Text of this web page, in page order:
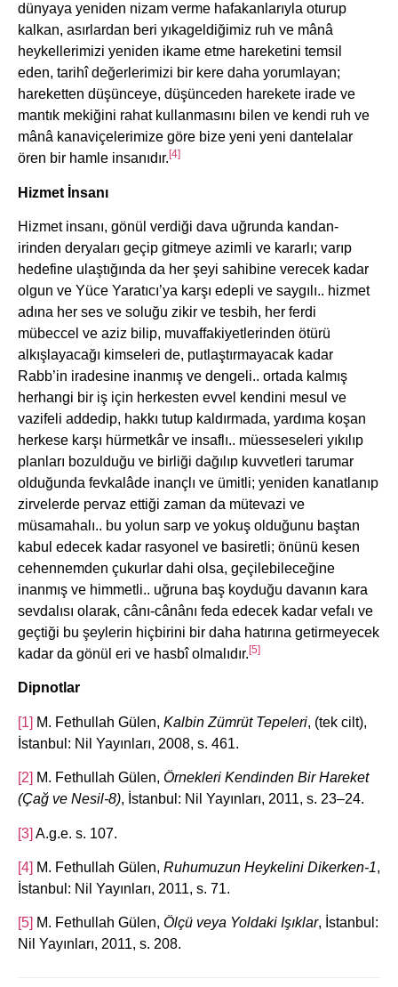
dünyaya yeniden nizam verme hafakanlarıyla oturup
kalkan, asırlardan beri yıkageldiğimiz ruh ve mânâ
heykellerimizi yeniden ikame etme hareketini temsil
eden, tarihî değerlerimizi bir kere daha yorumlayan;
hareketten düşünceye, düşünceden harekete irade ve
mantık mekiğini rahat kullanmasını bilen ve kendi ruh ve
mânâ kanaviçelerimize göre bize yeni yeni dantelalar
ören bir hamle insanıdır. [4]
Hizmet İnsanı
Hizmet insanı, gönül verdiği dava uğrunda kandan-
irinden deryaları geçip gitmeye azimli ve kararlı; varıp
hedefine ulaştığında da her şeyi sahibine verecek kadar
olgun ve Yüce Yaratıcı’ya karşı edepli ve saygılı.. hizmet
adına her ses ve soluğu zikir ve tesbih, her ferdi
mübeccel ve aziz bilip, muvaffakiyetlerinden ötürü
alkışlayacağı kimseleri de, putlaştırmayacak kadar
Rabb’in iradesine inanmış ve dengeli.. ortada kalmış
herhangi bir iş için herkesten evvel kendini mesul ve
vazifeli addedip, hakkı tutup kaldırmada, yardıma koşan
herkese karşı hürmetkâr ve insaflı.. müesseseleri yıkılıp
planları bozulduğu ve birliği dağılıp kuvvetleri tarumar
olduğunda fevkalâde inançlı ve ümitli; yeniden kanatlanıp
zirvelerde pervaz ettiği zaman da mütevazi ve
müsamahalı.. bu yolun sarp ve yokuş olduğunu baştan
kabul edecek kadar rasyonel ve basiretli; önünü kesen
cehennemden çukurlar dahi olsa, geçilebileceğine
inanmış ve himmetli.. uğruna baş koyduğu davanın kara
sevdalısı olarak, cânı-cânânı feda edecek kadar vefalı ve
geçtiği bu şeylerin hiçbirini bir daha hatırına getirmeyecek
kadar da gönül eri ve hasbî olmalıdır. [5]
Dipnotlar
[1] M. Fethullah Gülen, Kalbin Zümrüt Tepeleri, (tek cilt),
İstanbul: Nil Yayınları, 2008, s. 461.
[2] M. Fethullah Gülen, Örnekleri Kendinden Bir Hareket
(Çağ ve Nesil-8), İstanbul: Nil Yayınları, 2011, s. 23–24.
[3] A.g.e. s. 107.
[4] M. Fethullah Gülen, Ruhumuzun Heykelini Dikerken-1,
İstanbul: Nil Yayınları, 2011, s. 71.
[5] M. Fethullah Gülen, Ölçü veya Yoldaki Işıklar, İstanbul:
Nil Yayınları, 2011, s. 208.